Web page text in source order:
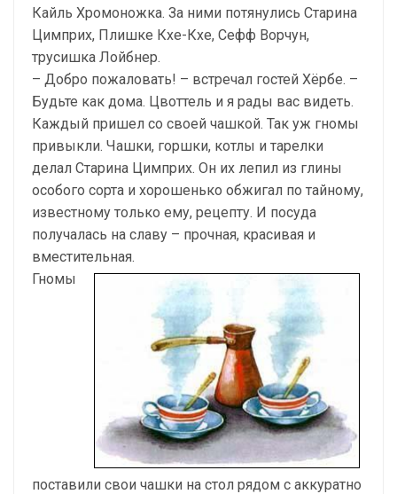
Кайль Хромоножка. За ними потянулись Старина
Цимприх, Плишке Кхе-Кхе, Сефф Ворчун,
трусишка Лойбнер.
– Добро пожаловать! – встречал гостей Хёрбе. –
Будьте как дома. Цвоттель и я рады вас видеть.
Каждый пришел со своей чашкой. Так уж гномы
привыкли. Чашки, горшки, котлы и тарелки
делал Старина Цимприх. Он их лепил из глины
особого сорта и хорошенько обжигал по тайному,
известному только ему, рецепту. И посуда
получалась на славу – прочная, красивая и
вместительная.
Гномы
поставили свои чашки на стол рядом с аккуратно